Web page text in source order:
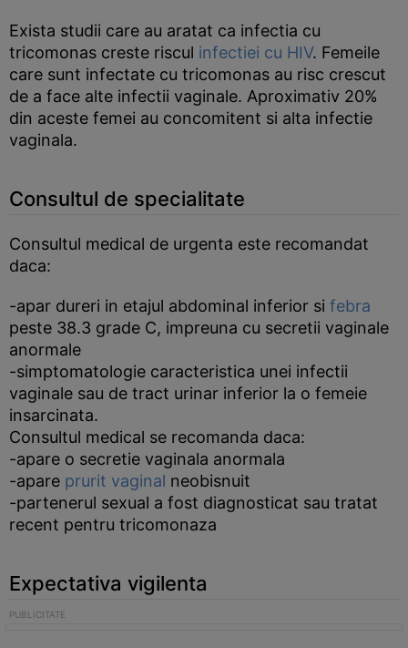
Exista studii care au aratat ca infectia cu
tricomonas creste riscul infectiei cu HIV. Femeile
care sunt infectate cu tricomonas au risc crescut
de a face alte infectii vaginale. Aproximativ 20%
din aceste femei au concomitent si alta infectie
vaginala.
Consultul de specialitate
Consultul medical de urgenta este recomandat
daca:
-apar dureri in etajul abdominal inferior si febra
peste 38.3 grade C, impreuna cu secretii vaginale
anormale
-simptomatologie caracteristica unei infectii
vaginale sau de tract urinar inferior la o femeie
insarcinata.
Consultul medical se recomanda daca:
-apare o secretie vaginala anormala
-apare prurit vaginal neobisnuit
-partenerul sexual a fost diagnosticat sau tratat
recent pentru tricomonaza
Expectativa vigilenta